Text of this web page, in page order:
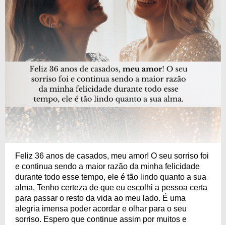
Feliz 36 anos de casados, meu amor! O seu sorriso foi
e continua sendo a maior razão da minha felicidade
durante todo esse tempo, ele é tão lindo quanto a sua
alma. Tenho certeza de que eu escolhi a pessoa certa
para passar o resto da vida ao meu lado. É uma
alegria imensa poder acordar e olhar para o seu
sorriso. Espero que continue assim por muitos e